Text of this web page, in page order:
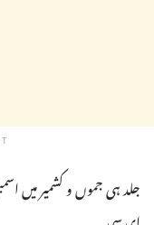
جلد ہی جموں و کشمیر میں